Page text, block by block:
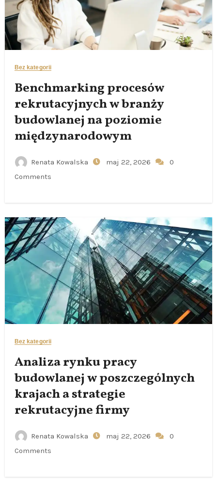
Bez kategorii
Benchmarking procesów
rekrutacyjnych w branży
budowlanej na poziomie
międzynarodowym
Renata Kowalska maj 22, 2026
0
Comments
Bez kategorii
Analiza rynku pracy
budowlanej w poszczególnych
krajach a strategie
rekrutacyjne firmy
Renata Kowalska maj 22, 2026
0
Comments